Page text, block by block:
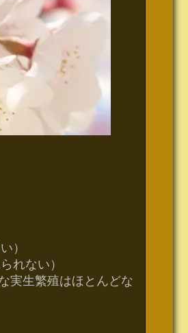
）
れない）
実生繁殖はほとんどな